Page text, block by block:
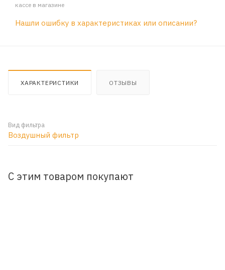
кассе в магазине
Нашли ошибку в характеристиках или описании?
ХАРАКТЕРИСТИКИ ОТЗЫВЫ
Вид фильтра
Воздушный фильтр
С этим товаром покупают